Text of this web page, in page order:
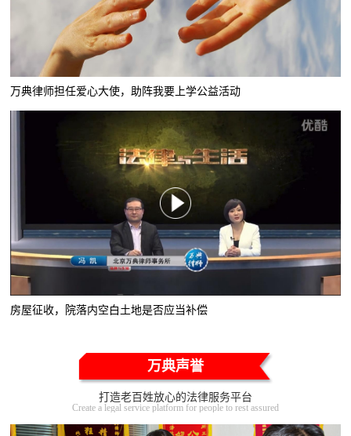
万典律师担任爱心大使，助阵我要上学公益活动
房屋征收，院落内空白土地是否应当补偿
万典声誉
打造老百姓放心的法律服务平台
Create a legal service platform for people to rest assured